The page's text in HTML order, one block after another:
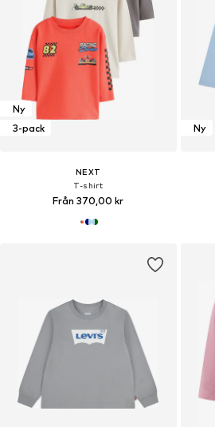
Ny
3-pack
NEXT
T-shirt
Från 370,00 kr
Ny